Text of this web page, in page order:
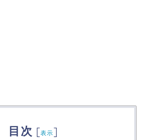
目次 [表示]